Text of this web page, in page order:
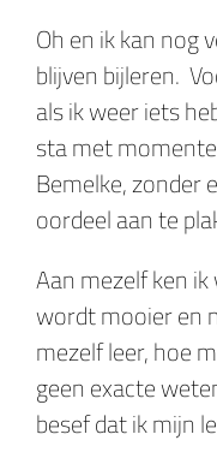
Oh en ik kan nog
blijven bijleren.
als ik weer iets
sta met
Bemelke, zonder
oordeel aan te
Aan mezelf ken
wordt mooier en
mezelf leer, hoe
geen exacte
besef dat ik mijn